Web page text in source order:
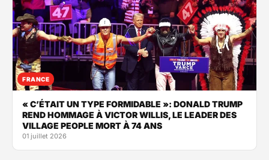
FRANCE
« C’ÉTAIT UN TYPE FORMIDABLE »: DONALD TRUMP
REND HOMMAGE À VICTOR WILLIS, LE LEADER DES
VILLAGE PEOPLE MORT À 74 ANS
01 juillet 2026